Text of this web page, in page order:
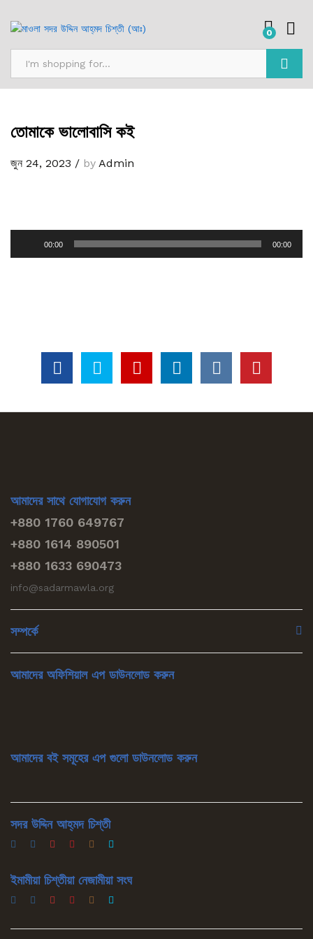
0
তোমাকে ভালোবাসি কই
জুন 24, 2023 / by Admin
00:00 00:00
আমাদের সাথে যোগাযোগ করুন
+880 1760 649767
+880 1614 890501
+880 1633 690473
info@sadarmawla.org
সম্পর্কে
আমাদের অফিশিয়াল এপ ডাউনলোড করুন
আমাদের বই সমূহের এপ গুলো ডাউনলোড করুন
সদর উদ্দিন আহ্‌মদ চিশ্‌তী
ইমামীয়া চিশ্‌তীয়া নেজামীয়া সংঘ